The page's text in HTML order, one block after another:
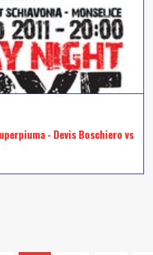
- Devis Boschiero vs